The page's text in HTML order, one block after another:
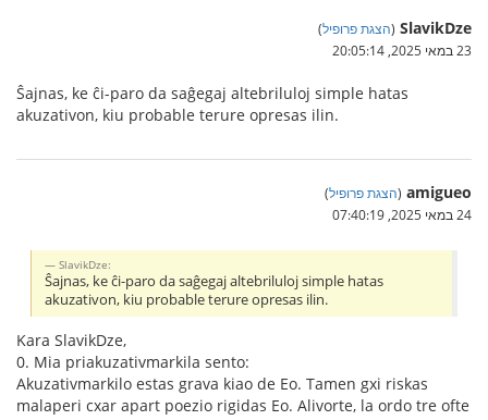
SlavikDze
(הצגת פרופיל)
23 במאי 2025, 20:05:14
Ŝajnas, ke ĉi-paro da saĝegaj altebriluloj simple hatas
akuzativon, kiu probable terure opresas ilin.
amigueo
(הצגת פרופיל)
24 במאי 2025, 07:40:19
SlavikDze:
Ŝajnas, ke ĉi-paro da saĝegaj altebriluloj simple hatas
akuzativon, kiu probable terure opresas ilin.
Kara SlavikDze,
0. Mia priakuzativmarkila sento:
Akuzativmarkilo estas grava kiao de Eo. Tamen gxi riskas
malaperi cxar apart poezio rigidas Eo. Alivorte, la ordo tre ofte